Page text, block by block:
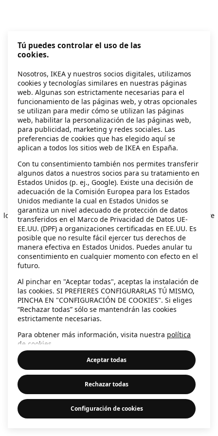
Application error: a client-side exception has occurred
loadingsecondhand.ikea.com (see the browser console for more
information).
Tú puedes controlar el uso de las
cookies.
Nosotros, IKEA y nuestros socios digitales, utilizamos
cookies y tecnologías similares en nuestras páginas
web. Algunas son estrictamente necesarias para el
funcionamiento de las páginas web, y otras opcionales
se utilizan para medir cómo se utilizan las páginas
web, habilitar la personalización de las páginas web,
para publicidad, marketing y redes sociales. Las
preferencias de cookies que has elegido aquí se
aplican a todos los sitios web de IKEA en España.
Con tu consentimiento también nos permites transferir
algunos datos a nuestros socios para su tratamiento en
Estados Unidos (p. ej., Google). Existe una decisión de
adecuación de la Comisión Europea para los Estados
Unidos mediante la cual en Estados Unidos se
garantiza un nivel adecuado de protección de datos
transferidos en el Marco de Privacidad de Datos UE-
EE.UU. (DPF) a organizaciones certificadas en EE.UU. Es
posible que no resulte fácil ejercer tus derechos de
manera efectiva en Estados Unidos. Puedes anular tu
consentimiento en cualquier momento con efecto en el
futuro.
Al pinchar en "Aceptar todas", aceptas la instalación de
las cookies. SI PREFIERES CONFIGURARLAS TÚ MISMO,
PINCHA EN "CONFIGURACIÓN DE COOKIES". Si eliges
“Rechazar todas” sólo se mantendrán las cookies
estrictamente necesarias.
Para obtener más información, visita nuestra política
de cookies
Aceptar todas
Rechazar todas
Configuración de cookies